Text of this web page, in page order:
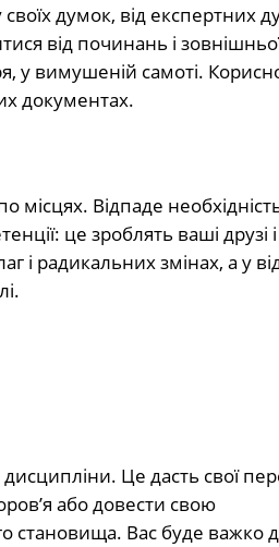
своїх думок, від експертних
від починань і
у вимушеній самоті.
документах.
місцях. Відпаде
це зроблять ваші друзі
радикальних змінах, а у
Це дасть свої
або довести свою
становища. Вас буде важко